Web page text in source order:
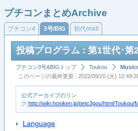
プチコンまとめArchive
プチコン4 3号/BIG 初代/mkII
投稿プログラム : 第1世代･
プチコン3号&BIGトップ Toukou
このページの最終更新 : 2022/09/20 (火)
公式アーカイブのリン
ク:http://wiki.hosiken.jp/petc3gou/html/Toukou/
Language